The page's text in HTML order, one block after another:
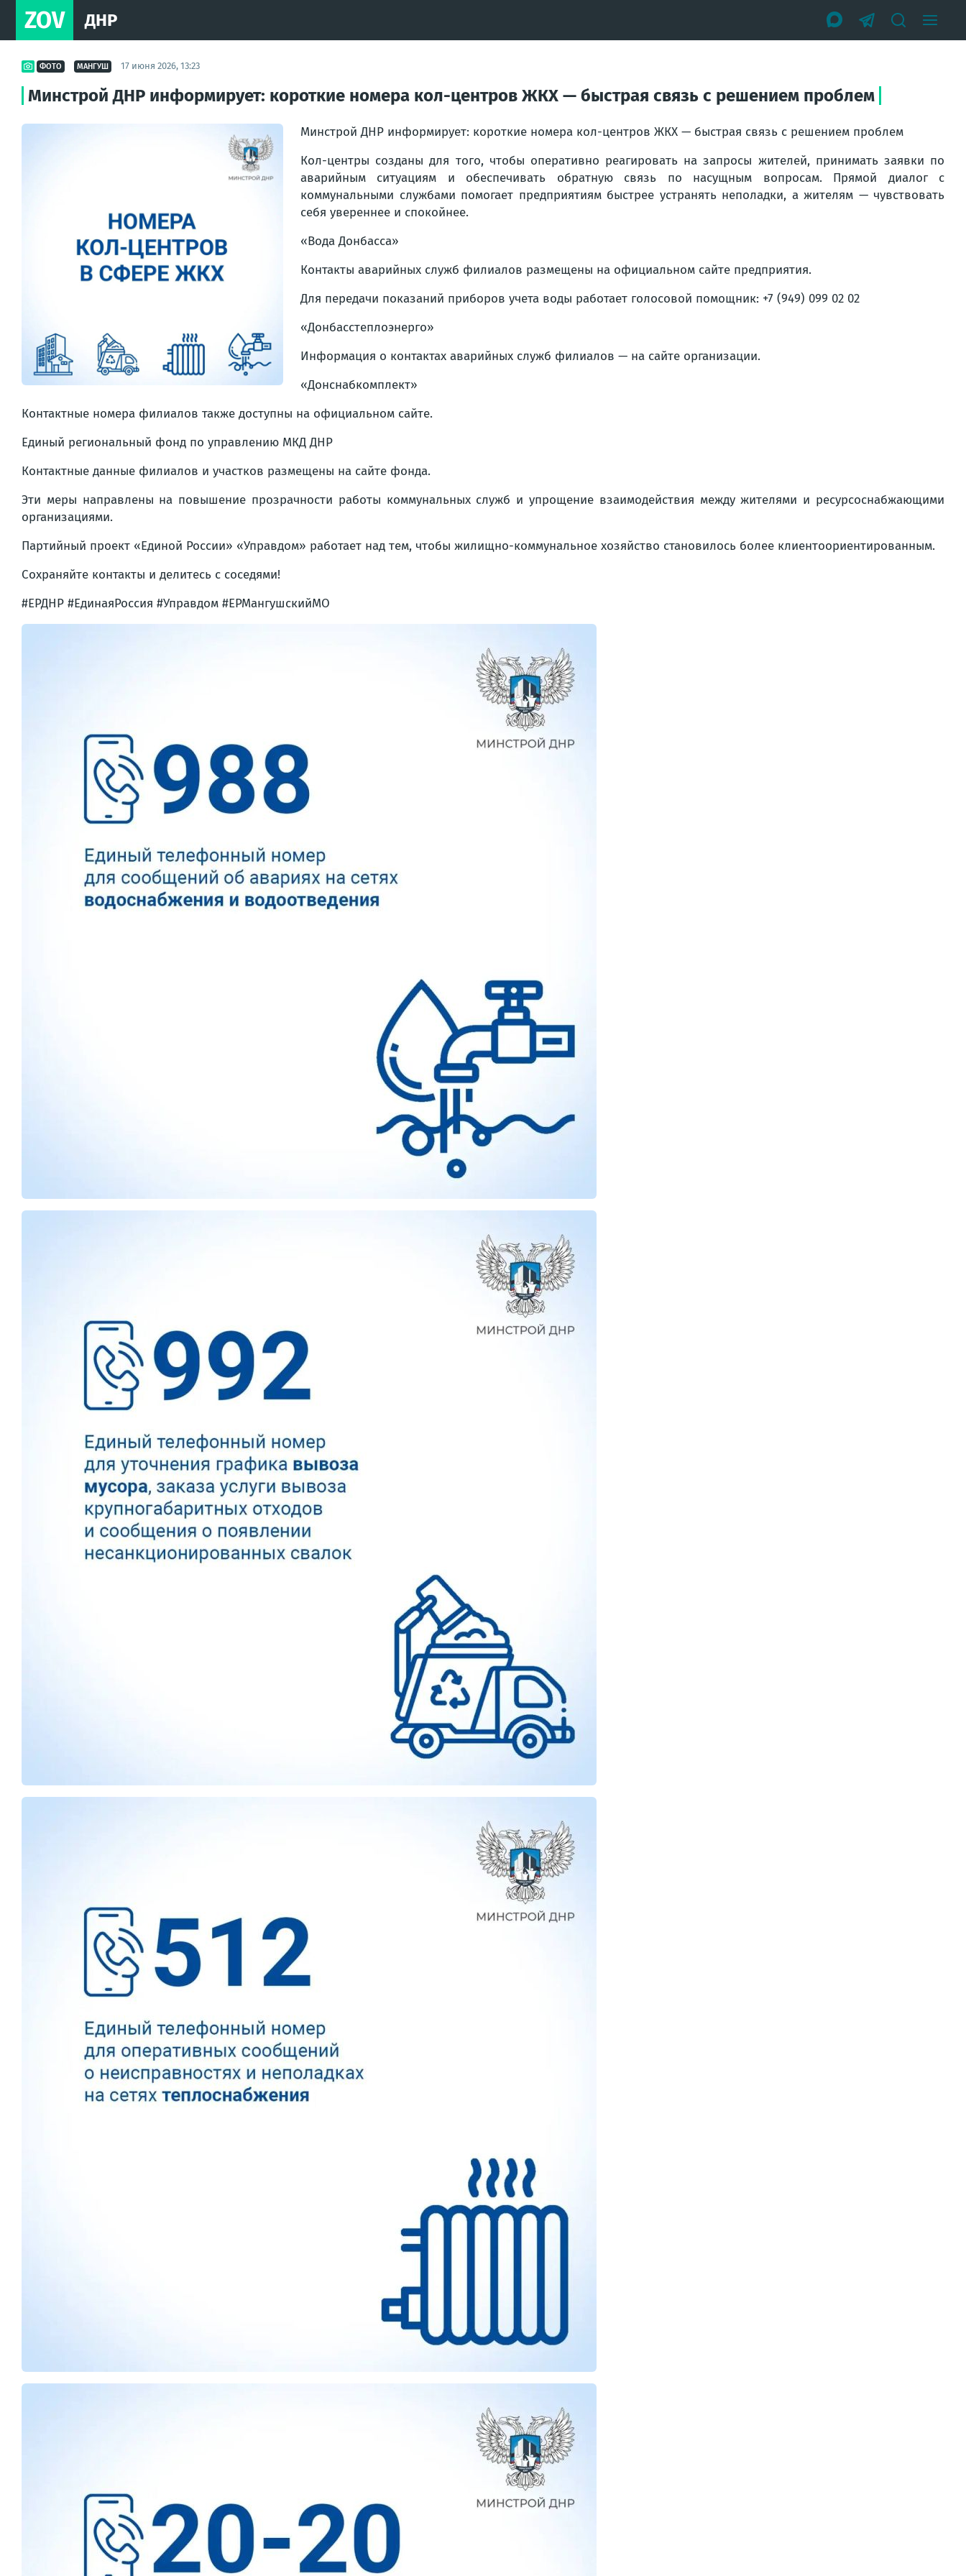
ZOV ДНР
ФОТО МАНГУШ 17 июня 2026, 13:23
Минстрой ДНР информирует: короткие номера кол-центров ЖКХ — быстрая связь с решением проблем
Минстрой ДНР информирует: короткие номера кол-центров ЖКХ — быстрая связь с решением проблем
Кол-центры созданы для того, чтобы оперативно реагировать на запросы жителей, принимать заявки по
аварийным ситуациям и обеспечивать обратную связь по насущным вопросам. Прямой диалог с
коммунальными службами помогает предприятиям быстрее устранять неполадки, а жителям — чувствовать
себя увереннее и спокойнее.
«Вода Донбасса»
Контакты аварийных служб филиалов размещены на официальном сайте предприятия.
Для передачи показаний приборов учета воды работает голосовой помощник: +7 (949) 099 02 02
«Донбасстеплоэнерго»
Информация о контактах аварийных служб филиалов — на сайте организации.
«Донснабкомплект»
Контактные номера филиалов также доступны на официальном сайте.
Единый региональный фонд по управлению МКД ДНР
Контактные данные филиалов и участков размещены на сайте фонда.
Эти меры направлены на повышение прозрачности работы коммунальных служб и упрощение взаимодействия между жителями и ресурсоснабжающими
организациями.
Партийный проект «Единой России» «Управдом» работает над тем, чтобы жилищно-коммунальное хозяйство становилось более клиентоориентированным.
Сохраняйте контакты и делитесь с соседями!
#ЕРДНР #ЕдинаяРоссия #Управдом #ЕРМангушскийМО